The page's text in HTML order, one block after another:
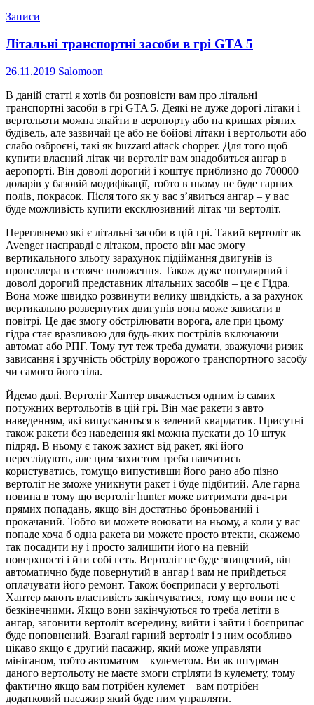
Записи
Літальні транспортні засоби в грі GTA 5
26.11.2019 Salomoon
В даній статті я хотів би розповісти вам про літальні
транспортні засоби в грі GTA 5. Деякі не дуже дорогі літаки і
вертольоти можна знайти в аеропорту або на кришах різних
будівель, але зазвичай це або не бойові літаки і вертольоти або
слабо озброєні, такі як buzzard attack chopper. Для того щоб
купити власний літак чи вертоліт вам знадобиться ангар в
аеропорті. Він доволі дорогий і коштує приблизно до 700000
доларів у базовій модифікації, тобто в ньому не буде гарних
полів, покрасок. Після того як у вас з’явиться ангар – у вас
буде можливість купити ексклюзивний літак чи вертоліт.
Переглянемо які є літальні засоби в цій грі. Такий вертоліт як
Avenger насправді є літаком, просто він має змогу
вертикального зльоту зарахунок підіймання двигунів із
пропеллера в стояче положення. Також дуже популярний і
доволі дорогий представник літальних засобів – це є Гідра.
Вона може швидко розвинути велику швидкість, а за рахунок
вертикально розвернутих двигунів вона може зависати в
повітрі. Це дає змогу обстрілювати ворога, але при цьому
гідра стає вразливою для будь-яких пострілів включаючи
автомат або РПГ. Тому тут теж треба думати, зважуючи ризик
зависання і зручність обстрілу ворожого транспортного засобу
чи самого його тіла.
Йдемо далі. Вертоліт Хантер вважається одним із самих
потужних вертольотів в цій грі. Він має ракети з авто
наведенням, які випускаються в зелений квардатик. Присутні
також ракети без наведення які можна пускати до 10 штук
підряд. В ньому є також захист від ракет, які його
переслідують, але цим захистом треба навчитись
користуватись, томущо випустивши його рано або пізно
вертоліт не зможе уникнути ракет і буде підбитий. Але гарна
новина в тому що вертоліт hunter може витримати два-три
прямих попадань, якщо він достатньо броньований і
прокачаний. Тобто ви можете воювати на ньому, а коли у вас
попаде хоча б одна ракета ви можете просто втекти, скажемо
так посадити ну і просто залишити його на певній
поверхності і йти собі геть. Вертоліт не буде знищений, він
автоматично буде повернутий в ангар і вам не прийдеться
оплачувати його ремонт. Також боєприпаси у вертольоті
Хантер мають властивість закінчуватися, тому що вони не є
безкінечними. Якщо вони закінчуються то треба летіти в
ангар, загонити вертоліт всередину, вийти і зайти і боєприпас
буде поповнений. Взагалі гарний вертоліт і з ним особливо
цікаво якщо є другий пасажир, який може управляти
мініганом, тобто автоматом – кулеметом. Ви як штурман
даного вертольоту не маєте змоги стріляти із кулемету, тому
фактично якщо вам потрібен кулемет – вам потрібен
додатковий пасажир який буде ним управляти.